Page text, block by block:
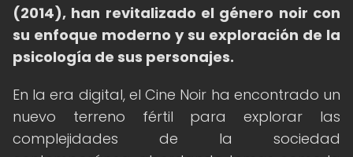
(2014), han revitalizado el género noir con
su enfoque moderno y su exploración de la
psicología de sus personajes.
En la era digital, el Cine Noir ha encontrado un
nuevo terreno fértil para explorar las
complejidades de la sociedad